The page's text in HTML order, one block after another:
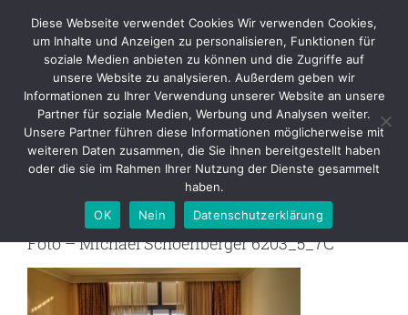
content
Foto – Michael Schoenberger
6203_5_7C
Zurück
Foto – Michael Schoenberger 6203_5_7C
Diese Webseite verwendet Cookies Wir verwenden Cookies,
um Inhalte und Anzeigen zu personalisieren, Funktionen für
soziale Medien anbieten zu können und die Zugriffe auf
unsere Website zu analysieren. Außerdem geben wir
Informationen zu Ihrer Verwendung unserer Website an unsere
Partner für soziale Medien, Werbung und Analysen weiter.
Unsere Partner führen diese Informationen möglicherweise mit
weiteren Daten zusammen, die Sie ihnen bereitgestellt haben
oder die sie im Rahmen Ihrer Nutzung der Dienste gesammelt
haben.
OK
Nein Datenschutzerklärung